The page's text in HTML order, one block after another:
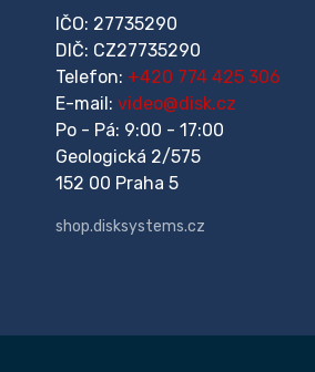
IČO: 27735290
DIČ: CZ27735290
Telefon: +420 774 425 306
E-mail: video@disk.cz
Po - Pá: 9:00 - 17:00
Geologická 2/575
152 00 Praha 5
shop.disksystems.cz